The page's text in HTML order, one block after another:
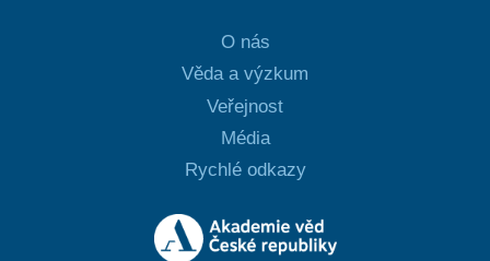
O nás
Věda a výzkum
Veřejnost
Média
Rychlé odkazy